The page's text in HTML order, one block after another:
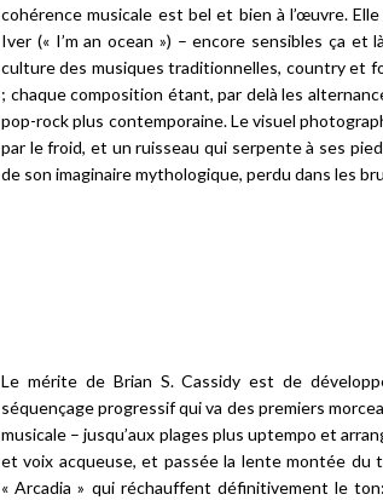
cohérence musicale est bel et bien à l’œuvre.
Iver (« I’m an ocean ») – encore sensibles ça
culture des musiques traditionnelles, country et
; chaque composition étant, par delà les
pop-rock plus contemporaine. Le visuel
par le froid, et un ruisseau qui serpente à ses
de son imaginaire mythologique, perdu dans les
Le mérite de Brian S. Cassidy est de
séquençage progressif qui va des premiers
musicale – jusqu’aux plages plus uptempo et
et voix acqueuse, et passée la lente montée du
« Arcadia » qui réchauffent définitivement le